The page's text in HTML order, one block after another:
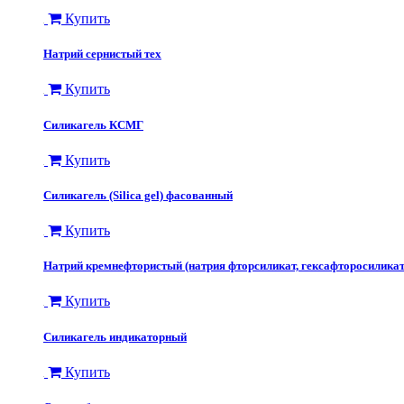
Купить
Натрий сернистый тех
Купить
Силикагель КСМГ
Купить
Силикагель (Silica gel) фасованный
Купить
Натрий кремнефтористый (натрия фторсиликат,
Купить
​Силикагель индикаторный
Купить